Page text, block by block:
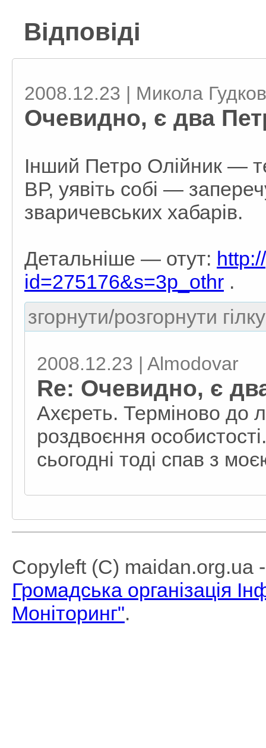
Відповіді
2008.12.23 | Микола
Очевидно, є два
Інший Петро Олійник —
ВР, уявіть собі —
зваричевських хабарів.
Детальніше — отут:
id=275176&s=3p_othr .
згорнути/розгорнути
2008.12.23 | Almodovar
Re: Очевидно, є
Ахєреть. Терміново до
роздвоєння
сьогодні тоді спав з
Copyleft (C) maidan.org.ua
Громадська організація
Моніторинг".